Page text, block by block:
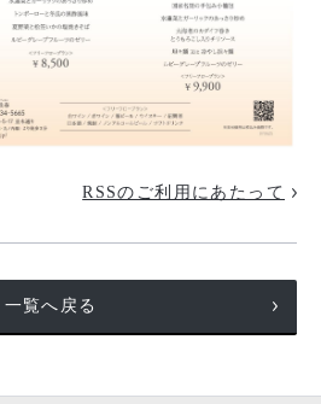
RSSのご利用にあたって
一覧へ戻る